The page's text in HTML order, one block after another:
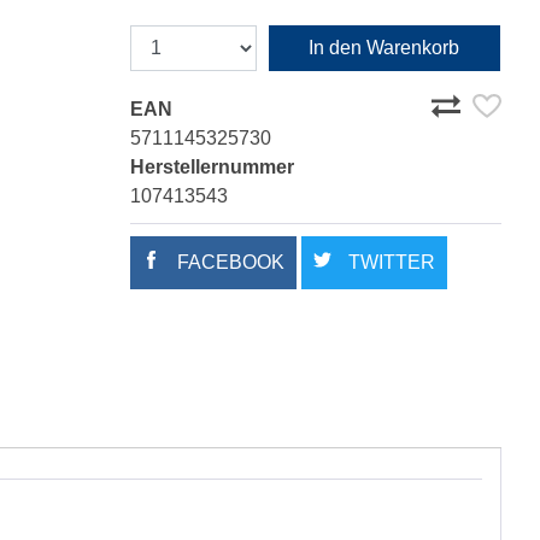
In den Warenkorb
EAN
5711145325730
Herstellernummer
107413543
FACEBOOK TWITTER